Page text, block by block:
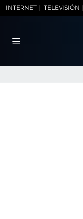
INTERNET | TELEVISIÓN |